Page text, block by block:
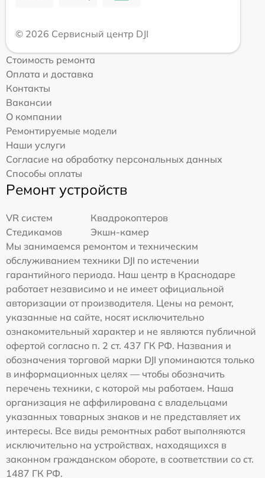
© 2026 Сервисный центр DJI
Стоимость ремонта
Оплата и доставка
Контакты
Вакансии
О компании
Ремонтируемые модели
Наши услуги
Согласие на обработку персональных данных
Способы оплаты
Ремонт устройств
VR систем
Квадрокоптеров
Стедикамов
Экшн-камер
Мы занимаемся ремонтом и техническим
обслуживанием техники DJI по истечении
гарантийного периода. Наш центр в Краснодаре
работает независимо и не имеет официальной
авторизации от производителя. Цены на ремонт,
указанные на сайте, носят исключительно
ознакомительный характер и не являются публичной
офертой согласно п. 2 ст. 437 ГК РФ. Названия и
обозначения торговой марки DJI упоминаются только
в информационных целях — чтобы обозначить
перечень техники, с которой мы работаем. Наша
организация не аффилирована с владельцами
указанных товарных знаков и не представляет их
интересы. Все виды ремонтных работ выполняются
исключительно на устройствах, находящихся в
законном гражданском обороте, в соответствии со ст.
1487 ГК РФ.